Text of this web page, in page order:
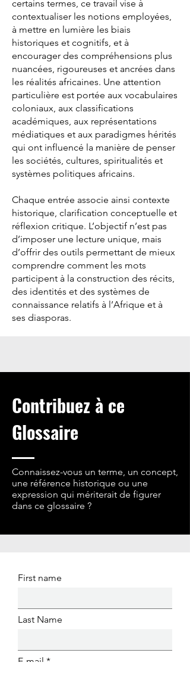
certains termes, ce travail vise à
contextualiser les notions employées,
à mettre en lumière les biais
historiques et cognitifs, et à
encourager des compréhensions plus
nuancées, rigoureuses et ancrées dans
les réalités africaines. Une attention
particulière est portée aux vocabulaires
coloniaux, aux classifications
académiques, aux représentations
médiatiques et aux paradigmes hérités
qui ont influencé la manière de penser
les sociétés, cultures, spiritualités et
systèmes politiques africains.
Chaque entrée associe ainsi contexte
historique, clarification conceptuelle et
réflexion critique. L’objectif n’est pas
d’imposer une lecture unique, mais
d’offrir des outils permettant de mieux
comprendre comment les mots
participent à la construction des récits,
des identités et des systèmes de
connaissance relatifs à l’Afrique et à
ses diasporas.
Contribuez à ce
Glossaire
Connaissez-vous un terme, un concept,
une référence historique ou une
expression qui mériterait de figurer
dans ce glossaire ?
First name
Last Name
E-mail